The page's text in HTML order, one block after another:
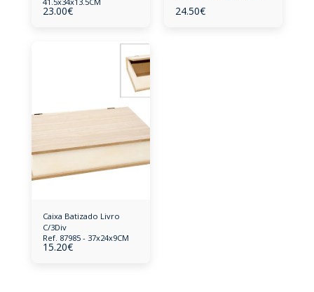
23.00€ 24.50€
Caixa Batizado Livro
C/3Div
Ref. 87985 - 37x24x9CM
15.20€